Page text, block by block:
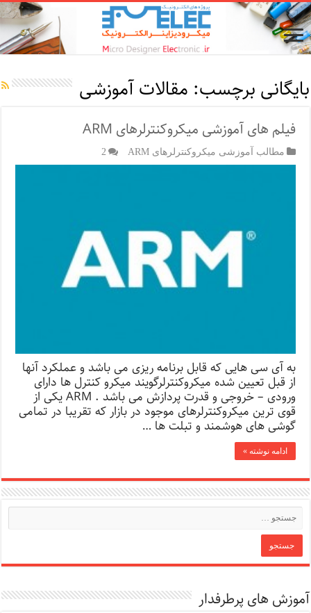
بایگانی برچسب: مقالات آموزشی
فیلم های آموزشی میکروکنترلرهای ARM
مطالب آموزشی میکروکنترلرهای ARM 2
به آی سی هایی که قابل برنامه ریزی می باشد و عملکرد آنها
از قبل تعیین شده میکروکنترلرگویند میکرو کنترل ها دارای
ورودی – خروجی و قدرت پردازش می باشد . ARM یکی از
قوی ترین میکروکنترلرهای موجود در بازار که تقریبا در تمامی
گوشی های هوشمند و تبلت ها …
ادامه نوشته »
آموزش های پرطرفدار